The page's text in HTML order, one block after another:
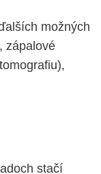
možných
zápalové
stačí